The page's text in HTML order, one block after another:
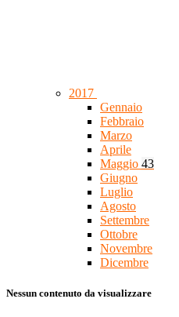
2017
Gennaio
Febbraio
Marzo
Aprile
Maggio 43
Giugno
Luglio
Agosto
Settembre
Ottobre
Novembre
Dicembre
Nessun contenuto da visualizzare